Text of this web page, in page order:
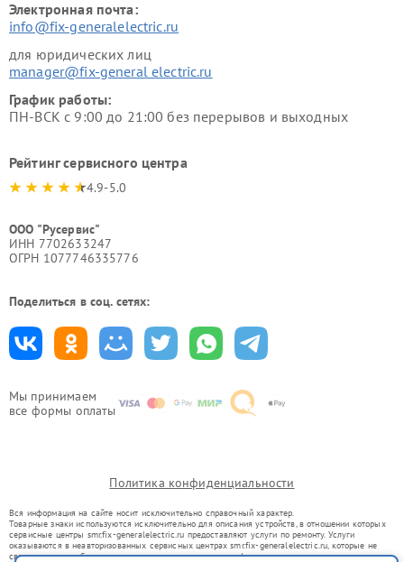
Мы принимаем
все формы оплаты
Электронная почта:
info@fix-generalelectric.ru
для юридических лиц
manager@fix-general electric.ru
График работы:
ПН-ВСК с 9:00 до 21:00 без перерывов и выходных
Рейтинг сервисного центра
4.9-5.0
ООО "Русервис"
ИНН 7702633247
ОГРН 1077746335776
Поделиться в соц. сетях:
Политика конфиденциальности
Вся информация на сайте носит исключительно справочный характер.
Товарные знаки используются исключительно для описания устройств, в отношении которых
сервисные центры smr.fix-generalelectric.ru предоставляют услуги по ремонту. Услуги
оказываются в неавторизованных сервисных центрах smr.fix-generalelectric.ru, которые не
связаны с правообладателями товарных знаков или их официальными представителями.